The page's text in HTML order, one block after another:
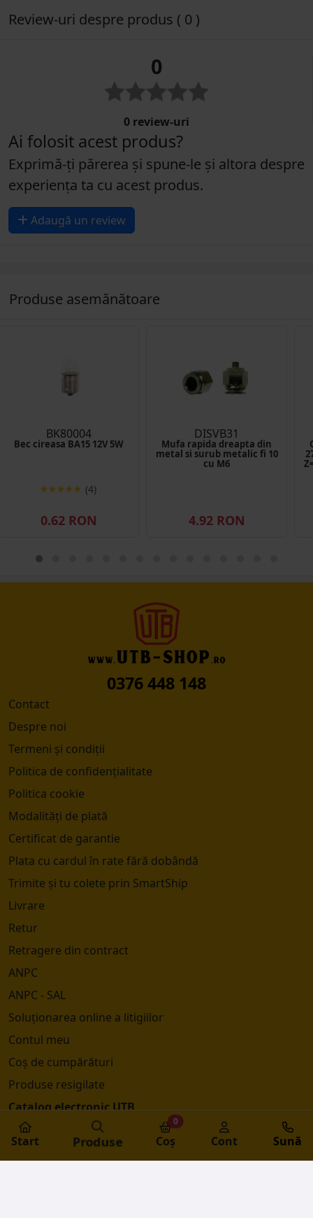
Review-uri despre produs ( 0 )
0
0 review-uri
Ai folosit acest produs?
Exprimă-ți părerea și spune-le și altora despre
experiența ta cu acest produs.
Adaugă un review
Produse asemănătoare
BK80004
Bec cireasa BA15 12V 5W
(4)
0.62 RON
DISVB31
Mufa rapida dreapta din
metal si surub metalic fi 10
cu M6
4.92 RON
0376 448 148
Contact
Despre noi
Termeni și condiții
Politica de confidențialitate
Politica cookie
Modalități de plată
Certificat de garantie
Plata cu cardul în rate fără dobândă
Trimite și tu colete prin SmartShip
Livrare
Retur
Retragere din contract
ANPC
ANPC - SAL
Soluționarea online a litigiilor
Contul meu
Coș de cumpărături
Produse resigilate
Catalog electronic UTB
© 2026 UTB SHOP SRL
Start Produse Coș
0
Cont Sună